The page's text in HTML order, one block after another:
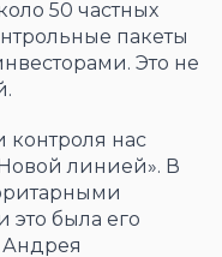
50 частных
пакеты
Это не
нас
линией». В
это была его
Андрея